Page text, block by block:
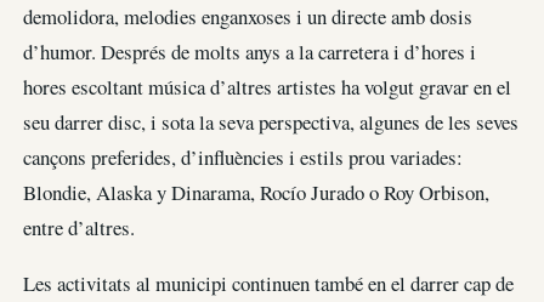
demolidora, melodies enganxoses i un directe amb dosis
d’humor. Després de molts anys a la carretera i d’hores i
hores escoltant música d’altres artistes ha volgut gravar en el
seu darrer disc, i sota la seva perspectiva, algunes de les seves
cançons preferides, d’influències i estils prou variades:
Blondie, Alaska y Dinarama, Rocío Jurado o Roy Orbison,
entre d’altres.
Les activitats al municipi continuen també en el darrer cap de